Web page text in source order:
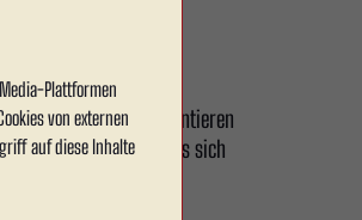
Plattformen
von externen
auf diese Inhalte
klares Konzept präsentieren
ein Verein, bei dem es sich